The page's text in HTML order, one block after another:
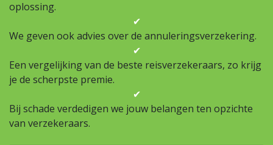
oplossing.
✔
We geven ook advies over de annuleringsverzekering.
✔
Een vergelijking van de beste reisverzekeraars, zo krijg
je de scherpste premie.
✔
Bij schade verdedigen we jouw belangen ten opzichte
van verzekeraars.